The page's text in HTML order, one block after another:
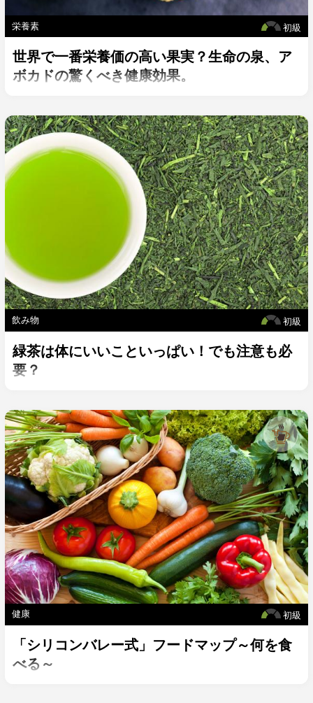
初級
栄養素
世界で一番栄養価の高い果実？生命の泉、ア
ボカドの驚くべき健康効果。
初級
飲み物
緑茶は体にいいこといっぱい！でも注意も必
要？
初級
健康
「シリコンバレー式」フードマップ～何を食
べる～